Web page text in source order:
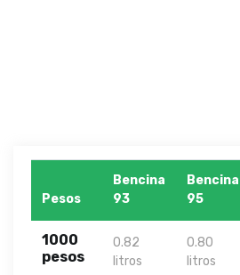
Pesos
Bencina
93
Bencina
95
1000
pesos
0.82
litros
0.80
litros